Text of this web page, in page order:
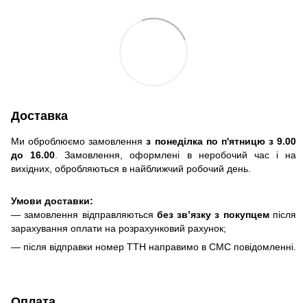
Доставка
Ми оброблюємо замовленняз понеділка по п'ятницю з 9.00
до 16.00. Замовлення, оформлені в неробочий час і на
вихідних, обробляються в найближчий робочий день.
Умови доставки:
— замовлення відправляються без зв’язку з покупцемпісля
зарахування оплати на розрахунковий рахунок;
— після відправки номер ТТН направимо в СМС повідомленні.